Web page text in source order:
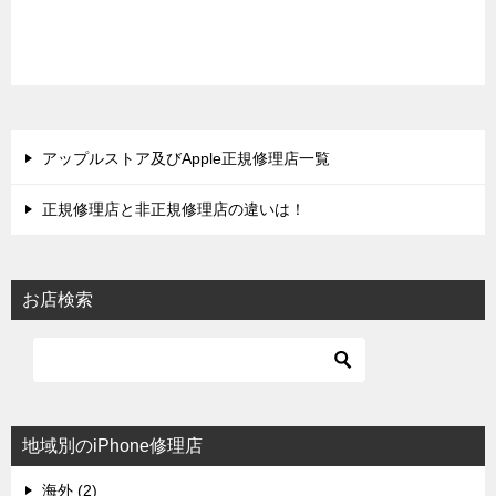
アップルストア及びApple正規修理店一覧
正規修理店と非正規修理店の違いは！
お店検索
地域別のiPhone修理店
海外 (2)